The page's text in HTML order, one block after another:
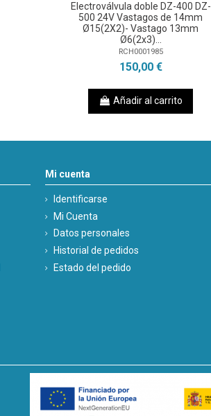
Electroválvula doble DZ-400 DZ-
500 24V Vastagos de 14mm
Ø15(2X2)- Vastago 13mm
Ø6(2x3)...
RCH0001985
150,00 €
Añadir al carrito
Mi cuenta
Identificarse
Mi Cuenta
Datos personales
Historial de pedidos
Estado del pedido